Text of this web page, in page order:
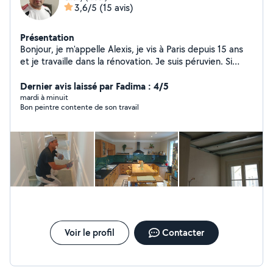
3,6/5 (15 avis)
Présentation
Bonjour, je m'appelle Alexis, je vis à Paris depuis 15 ans
et je travaille dans la rénovation. Je suis péruvien. Si
n'hésitez pas à me contacter.
Dernier avis laissé par Fadima : 4/5
mardi à minuit
Bon peintre contente de son travail
Voir le profil Contacter